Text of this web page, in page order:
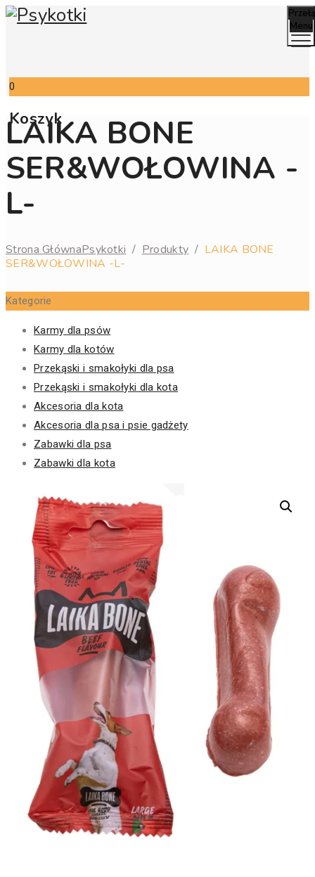
Menu
0
Koszyk
LAIKA BONE
SER&WOŁOWINA -
L-
Strona GłównaPsykotki / Produkty / LAIKA BONE
SER&WOŁOWINA -L-
Kategorie
Karmy dla psów
Karmy dla kotów
Przekąski i smakołyki dla psa
Przekąski i smakołyki dla kota
Akcesoria dla kota
Akcesoria dla psa i psie gadżety
Zabawki dla psa
Zabawki dla kota